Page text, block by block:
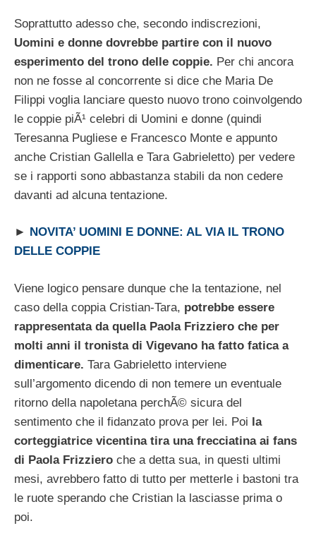
Soprattutto adesso che, secondo indiscrezioni,
Uomini e donne dovrebbe partire con il nuovo
esperimento del trono delle coppie. Per chi ancora
non ne fosse al concorrente si dice che Maria De
Filippi voglia lanciare questo nuovo trono coinvolgendo
le coppie piÃ¹ celebri di Uomini e donne (quindi
Teresanna Pugliese e Francesco Monte e appunto
anche Cristian Gallella e Tara Gabrieletto) per vedere
se i rapporti sono abbastanza stabili da non cedere
davanti ad alcuna tentazione.
►
NOVITA’ UOMINI E DONNE: AL VIA IL TRONO
DELLE COPPIE
Viene logico pensare dunque che la tentazione, nel
caso della coppia Cristian-Tara, potrebbe essere
rappresentata da quella Paola Frizziero che per
molti anni il tronista di Vigevano ha fatto fatica a
dimenticare. Tara Gabrieletto interviene
sull’argomento dicendo di non temere un eventuale
ritorno della napoletana perchÃ© sicura del
sentimento che il fidanzato prova per lei. Poi la
corteggiatrice vicentina tira una frecciatina ai fans
di Paola Frizziero che a detta sua, in questi ultimi
mesi, avrebbero fatto di tutto per metterle i bastoni tra
le ruote sperando che Cristian la lasciasse prima o
poi.